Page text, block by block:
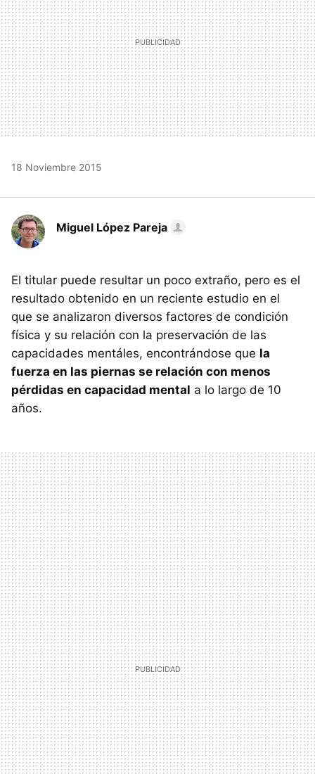
18 Noviembre 2015
Miguel López Pareja
El titular puede resultar un poco extraño, pero es el
resultado obtenido en un reciente estudio en el
que se analizaron diversos factores de condición
física y su relación con la preservación de las
capacidades mentáles, encontrándose que la
fuerza en las piernas se relación con menos
pérdidas en capacidad mental a lo largo de 10
años.